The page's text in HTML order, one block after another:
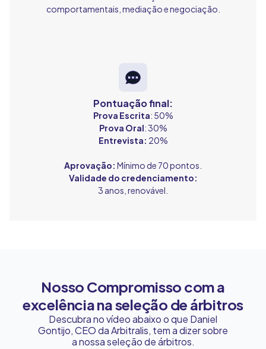
comportamentais, mediação e negociação.
Pontuação final:
Prova Escrita: 50%
Prova Oral: 30%
Entrevista: 20%
Aprovação: Mínimo de 70 pontos.
Validade do credenciamento:
3 anos, renovável.
Nosso Compromisso com a
excelência na seleção de árbitros
Descubra no vídeo abaixo o que Daniel
Gontijo, CEO da Arbitralis, tem a dizer sobre
a nossa seleção de árbitros.